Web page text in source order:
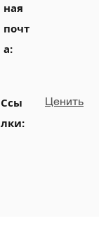
ная
почт
а:
Ссы
лки:
Ценить